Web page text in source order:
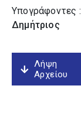
Υπογράφοντες :
Δημήτριος
Λήψη
Αρχείου